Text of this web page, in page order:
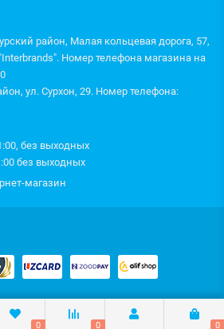
район, Малая кольцевая дорога, 57,
Номер телефона магазина на
ул. Сурхон, 29. Номер телефона:
без выходных
без выходных
магазин
0 0 0